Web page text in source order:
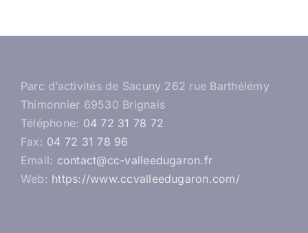
Parc d’activités de Sacuny 262 rue Barthélémy
Thimonnier 69530 Brignais
Téléphone: 04 72 31 78 72
Fax: 04 72 31 78 96
Email: contact@cc-valleedugaron.fr
Web: https://www.ccvalleedugaron.com/